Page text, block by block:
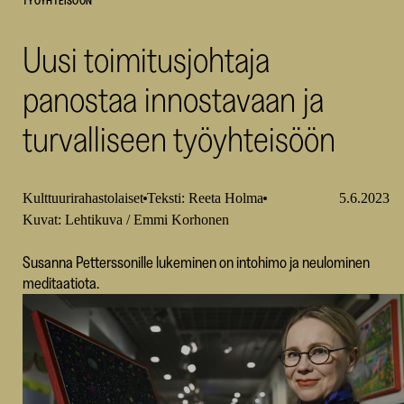
Uusi toimitusjohtaja
panostaa innostavaan ja
turvalliseen työyhteisöön
Kulttuurirahastolaiset Teksti: Reeta Holma
Kuvat: Lehtikuva / Emmi Korhonen
5.6.2023
Susanna Petterssonille lukeminen on intohimo ja neulominen
meditaatiota.